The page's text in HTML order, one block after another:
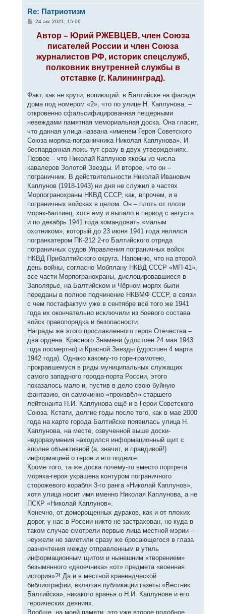
Re: Патриотизм
С24 авг 2021, 15:06
Автор – Юрий РЖЕВЦЕВ, член Союза
писателей России и член Союза
журналистов РФ, историк спецслужб,
полковник внутренней службы в
отставке (г. Калининград).
Факт, как не крути, вопиющий: в Балтийске на фасаде
дома под номером «2», что по улице Н. Каплунова, –
откровенно сфальсифицированная пещерными
невеждами памятная мемориальная доска. Она гласит,
что данная улица названа «именем Героя Советского
Союза моряка-пограничника Николая Каплунова». И
беспардонная ложь тут сразу в двух утверждениях.
Первое – что Николай Каплунов якобы из числа
кавалеров Золотой Звезды. И второе, что он –
пограничник. В действительности Николай Иванович
Каплунов (1918-1943) ни дня не служил в частях
Морпогранохраны НКВД СССР, как, впрочем, и в
пограничных войсках в целом. Он – плоть от плоти
моряк-балтиец, хотя ему и выпало в период с августа
и по декабрь 1941 года командовать «малым
охотником», который до 23 июня 1941 года являлся
погранкатером ПК-212 2-го Балтийского отряда
пограничных судов Управления пограничных войск
НКВД Прибалтийского округа. Напомню, что на второй
день войны, согласно Мобплану НКВД СССР «МП-41»,
все части Морпогранохраны, дислоцировавшиеся в
Заполярье, на Балтийском и Чёрном морях были
переданы в полное подчинение НКВМФ СССР, в связи
с чем постафактум уже в сентябре всё того же 1941
года их окончательно исключили из боевого состава
войск правопорядка и безопасности.
Награды же этого прославленного героя Отечества –
два ордена: Красного Знамени (удостоен 24 мая 1943
года посмертно) и Красной Звезды (удостоен 4 марта
1942 года). Однако какому-то горе-грамотею,
прокравшемуся в ряды муниципальных служащих
самого западного города-порта России, этого
показалось мало и, пустив в дело свою буйную
фантазию, он самочинно «произвёл» старшего
лейтенанта Н.И. Каплунова ещё и в Герои Советского
Союза. Кстати, долгие годы после того, как в мае 2000
года на карте города Балтийске появилась улица Н.
Каплунова, на месте, озвученной выше доски-
недоразумения находился информационный щит с
вполне объективной (а, значит, и правдивой!)
информацией о герое и его подвиге.
Кроме того, та же доска почему-то вместо портрета
моряка-героя украшена контуром пограничного
сторожевого корабля 3-го ранга «Николай Каплунов»,
хотя улица носит имя именно Николая Каплунова, а не
ПСКР «Николай Каплунов».
Конечно, от доморощенных дураков, как и от плохих
дорог, у нас в России никто не застрахован, но куда в
таком случае смотрели первые лица местной мэрии –
неужели не заметили сразу же бросающегося в глаза
разночтения между отправленным в утиль
информационным щитом и нынешним «творением»
безымянного «двоечника» «от» предмета «военная
история»?! Да и в местной краеведческой
библиографии, включая публикации газеты «Вестник
Балтийска», никакого вранья о Н.И. Каплунове и его
героических деяниях.
Вообще, на моей памяти, это уже второе подобное